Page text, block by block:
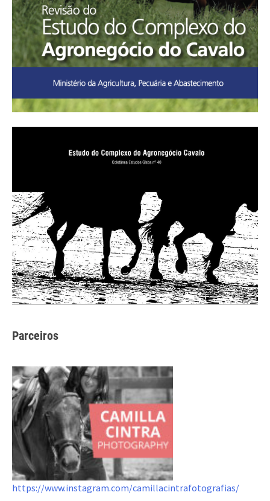
Parceiros
https://www.instagram.com/camillacintrafotografias/